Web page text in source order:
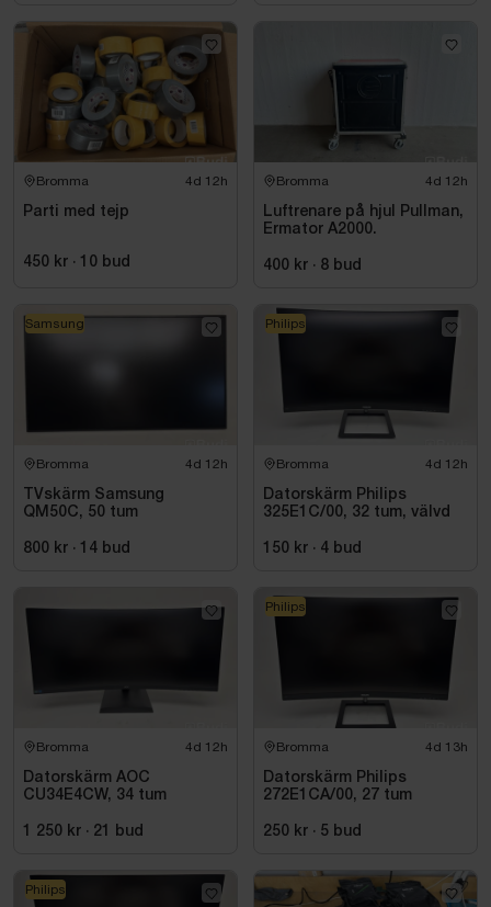
Bromma 4d 12h
Parti med tejp
450 kr · 10 bud
Bromma 4d 12h
Luftrenare på hjul Pullman,
Ermator A2000.
400 kr · 8 bud
Bromma 4d 12h
TVskärm Samsung
QM50C, 50 tum
800 kr · 14 bud
Samsung
Bromma 4d 12h
Datorskärm Philips
325E1C/00, 32 tum, välvd
150 kr · 4 bud
Philips
Bromma 4d 12h
Datorskärm AOC
CU34E4CW, 34 tum
1 250 kr · 21 bud
Bromma 4d 13h
Datorskärm Philips
272E1CA/00, 27 tum
250 kr · 5 bud
Philips
Philips